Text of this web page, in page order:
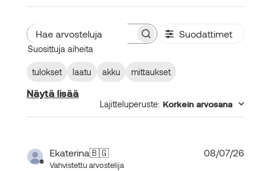
Hae
arvosteluja
Suodattimet
Suosittuja aiheita
tulokset laatu akku mittaukset
Näytä lisää
Lajitteluperuste: Korkein arvosana
Ekaterina🇧🇬
Vahvistettu arvostelija
08/07/26